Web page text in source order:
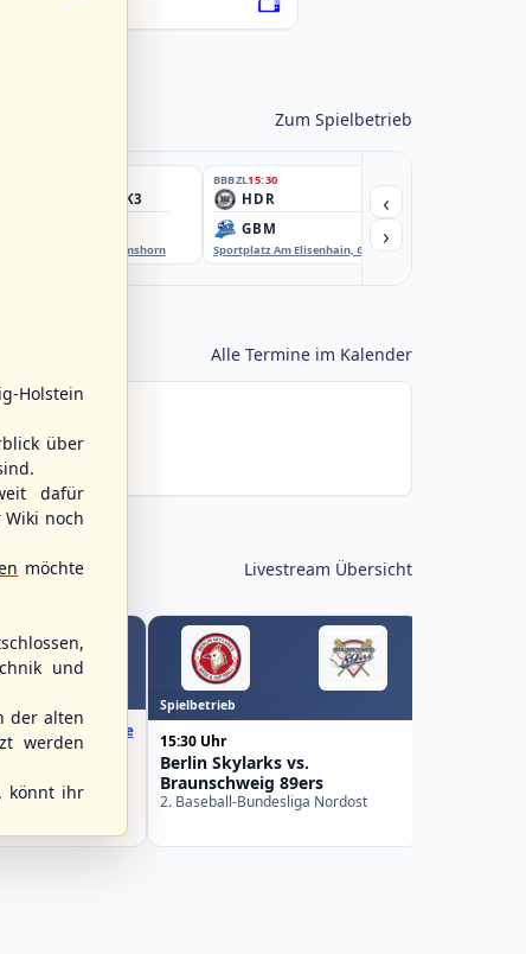
Zum Spielbetrieb
HSV/HHK3
EBE-Ballpark, Elmshorn
BBBZL15:30
HDR
GBM
Sportplatz Am Elisenhain, Greifswald-Eldena
Förde Ballpark (Kilia-
‹
›
Alle Termine im Kalender
Livestream Übersicht
Box-Score
2026 - Group
Spielbetrieb
15:30 Uhr
Berlin Skylarks vs.
Braunschweig 89ers
2. Baseball-Bundesliga Nordost
Holstein
über
dafür
noch
möchte
und
der alten
werden
könnt ihr